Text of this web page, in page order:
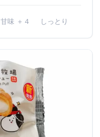
甘味 ＋４ しっとり